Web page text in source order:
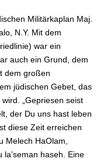
Militärkaplan Maj.
N.Y. Mit dem
war ein
auch ein Grund, dem
dem großen
jüdischen Gebet, das
„Gepriesen seist
der Du uns hast leben
diese Zeit erreichen
Melech HaOlam,
haseh. Eine